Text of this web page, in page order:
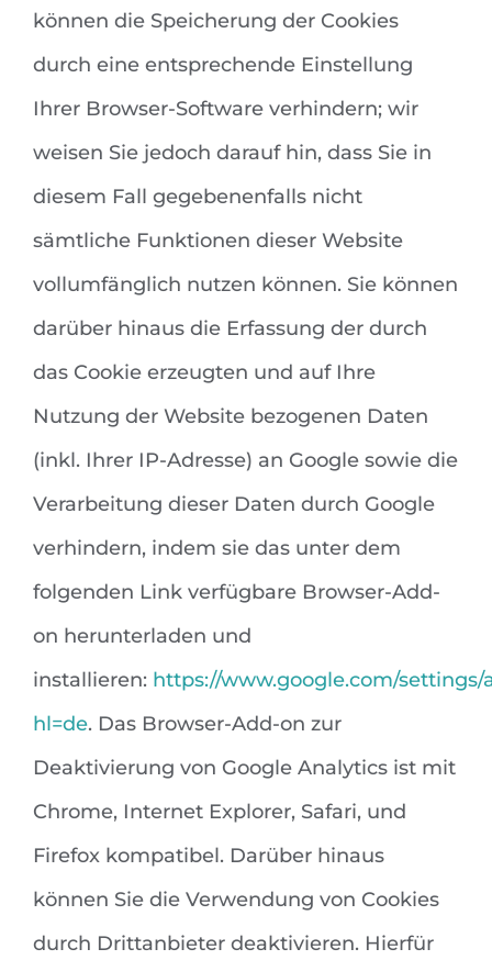
können die Speicherung der Cookies
durch eine entsprechende Einstellung
Ihrer Browser-Software verhindern; wir
weisen Sie jedoch darauf hin, dass Sie in
diesem Fall gegebenenfalls nicht
sämtliche Funktionen dieser Website
vollumfänglich nutzen können. Sie können
darüber hinaus die Erfassung der durch
das Cookie erzeugten und auf Ihre
Nutzung der Website bezogenen Daten
(inkl. Ihrer IP-Adresse) an Google sowie die
Verarbeitung dieser Daten durch Google
verhindern, indem sie das unter dem
folgenden Link verfügbare Browser-Add-
on herunterladen und
installieren: https://www.google.com/settings/
hl=de. Das Browser-Add-on zur
Deaktivierung von Google Analytics ist mit
Chrome, Internet Explorer, Safari, und
Firefox kompatibel. Darüber hinaus
können Sie die Verwendung von Cookies
durch Drittanbieter deaktivieren. Hierfür